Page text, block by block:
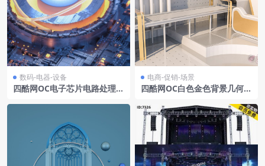
数码-电器-设备
四酷网OC电子芯片电路处理器
电商-促销-场景
四酷网OC白色金色背景几何结